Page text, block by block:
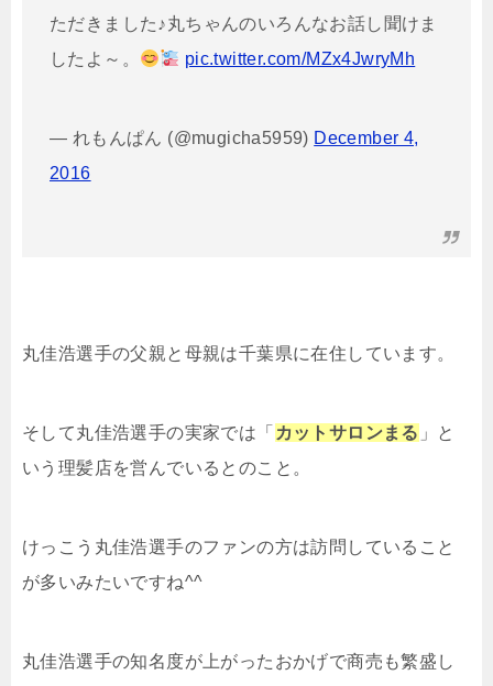
ただきました♪丸ちゃんのいろんなお話し聞けま
したよ～。
pic.twitter.com/MZx4JwryMh
— れもんぱん (@mugicha5959) December 4,
2016
丸佳浩選手の父親と母親は千葉県に在住しています。
そして丸佳浩選手の実家では「 カットサロンまる 」と
いう理髪店を営んでいるとのこと。
けっこう丸佳浩選手のファンの方は訪問していること
が多いみたいですね^^
丸佳浩選手の知名度が上がったおかげで商売も繁盛し